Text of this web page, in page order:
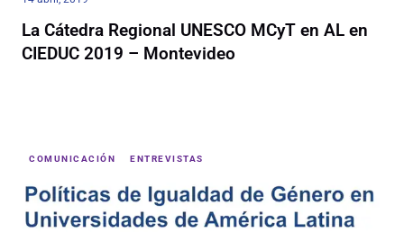
La Cátedra Regional UNESCO MCyT en AL en
CIEDUC 2019 – Montevideo
COMUNICACIÓN ENTREVISTAS